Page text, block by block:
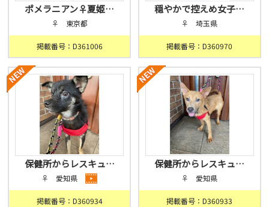
ポメラニアン♀夏姫…
♀ 東京都
掲載番号：D361006
穏やかで控えめ女子…
♀ 埼玉県
掲載番号：D360970
保健所からレスキュ…
♀ 愛知県
掲載番号：D360934
保健所からレスキュ…
♀ 愛知県
掲載番号：D360933